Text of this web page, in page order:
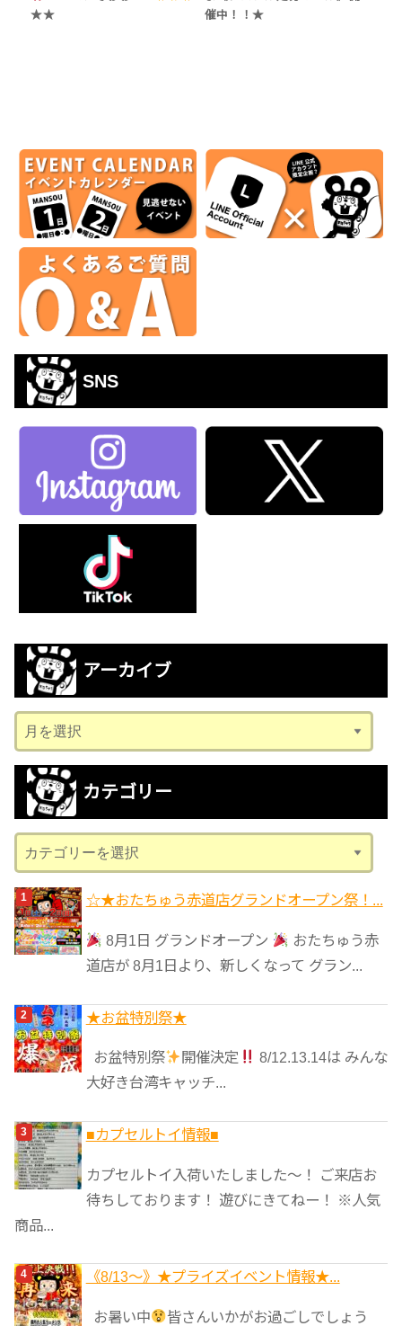
★★
催中！！★
SNS
アーカイブ
ー
カ
ブ
カテゴリー
テ
ゴ
リ
ー
☆★おたちゅう赤道店グランドオープン祭！...
8月1日 グランドオープン
おたちゅう赤
道店が 8月1日より、新しくなって グラン...
★️お盆特別祭★️
お盆特別祭 開催決定
8/12.13.14は みんな
大好き台湾キャッチ...
■カプセルトイ情報■
カプセルトイ入荷いたしました〜！ ご来店お
待ちしております！ 遊びにきてねー！ ※人気
商品...
《8/13～》★️プライズイベント情報★...
お暑い中
皆さんいかがお過ごしでしょう